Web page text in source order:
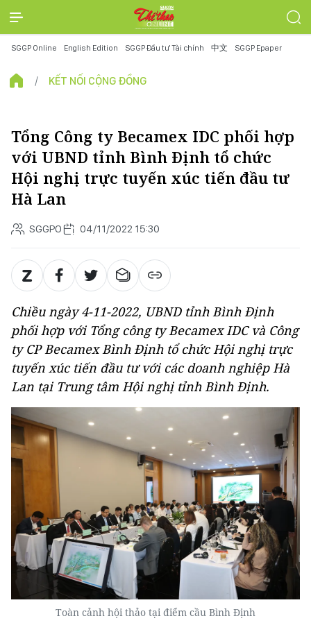
SGGP Online English Edition SGGP Đầu tư Tài chính 中文 SGGP Epaper
KẾT NỐI CỘNG ĐỒNG
Tổng Công ty Becamex IDC phối hợp
với UBND tỉnh Bình Định tổ chức
Hội nghị trực tuyến xúc tiến đầu tư
Hà Lan
SGGPO 04/11/2022 15:30
Chiều ngày 4-11-2022, UBND tỉnh Bình Định
phối hợp với Tổng công ty Becamex IDC và Công
ty CP Becamex Bình Định tổ chức Hội nghị trực
tuyến xúc tiến đầu tư với các doanh nghiệp Hà
Lan tại Trung tâm Hội nghị tỉnh Bình Định.
Toàn cảnh hội thảo tại điểm cầu Bình Định